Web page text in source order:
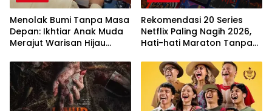
Menolak Bumi Tanpa Masa
Depan: Ikhtiar Anak Muda
Merajut Warisan Hijau
Rekomendasi 20 Series
Netflix Paling Nagih 2026,
Hati-hati Maraton Tanpa